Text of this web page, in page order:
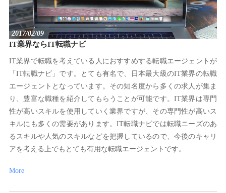
2017/02/09
IT業界ならIT転職ナビ
IT業界で転職を考えている人におすすめする転職エージェントが
「IT転職ナビ」です。とても有名で、日本最大級のIT業界の転職
エージェントとなっています。その知名度から多くの求人が集ま
り、豊富な職種を紹介してもらうことが可能です。IT業界は専門
性が高いスキルを使用していく業界ですが、その専門性が高いス
キルにも多くの需要があります。IT転職ナビでは転職ニーズのあ
るスキルや人気のスキルなどを把握しているので、今後のキャリ
アを考える上でもとても有用な転職エージェントです。
More